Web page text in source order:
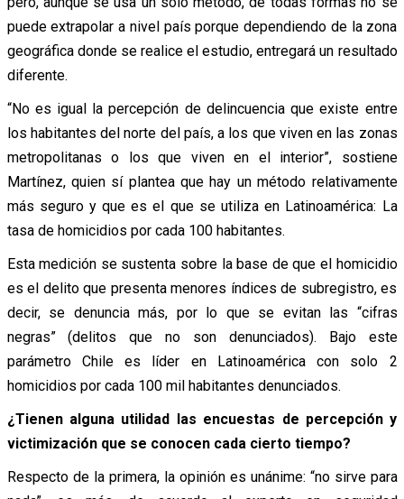
puede extrapolar a nivel país porque dependiendo de la zona
geográfica donde se realice el estudio, entregará un resultado
diferente.
“No es igual la percepción de delincuencia que existe entre
los habitantes del norte del país, a los que viven en las zonas
metropolitanas o los que viven en el interior”, sostiene
Martínez, quien sí plantea que hay un método relativamente
más seguro y que es el que se utiliza en Latinoamérica: La
tasa de homicidios por cada 100 habitantes.
Esta medición se sustenta sobre la base de que el homicidio
es el delito que presenta menores índices de subregistro, es
decir, se denuncia más, por lo que se evitan las “cifras
negras” (delitos que no son denunciados). Bajo este
parámetro Chile es líder en Latinoamérica con solo 2
homicidios por cada 100 mil habitantes denunciados.
¿Tienen alguna utilidad las encuestas de percepción y
victimización que se conocen cada cierto tiempo?
Respecto de la primera, la opinión es unánime: “no sirve para